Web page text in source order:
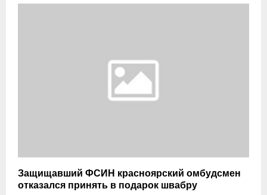
Защищавший ФСИН красноярский омбудсмен
отказался принять в подарок швабру